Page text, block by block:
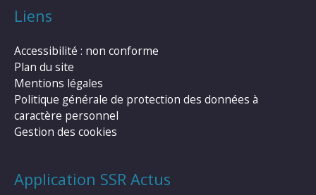
Liens
Accessibilité : non conforme
Plan du site
Mentions légales
Politique générale de protection des données à
caractère personnel
Gestion des cookies
Application SSR Actus